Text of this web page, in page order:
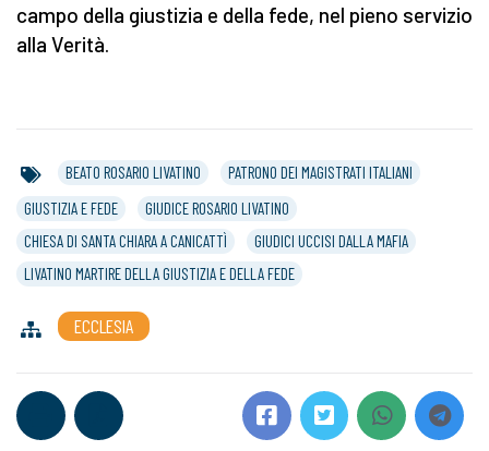
campo della giustizia e della fede, nel pieno servizio
alla Verità.
BEATO ROSARIO LIVATINO
PATRONO DEI MAGISTRATI ITALIANI
GIUSTIZIA E FEDE
GIUDICE ROSARIO LIVATINO
CHIESA DI SANTA CHIARA A CANICATTÌ
GIUDICI UCCISI DALLA MAFIA
LIVATINO MARTIRE DELLA GIUSTIZIA E DELLA FEDE
ECCLESIA